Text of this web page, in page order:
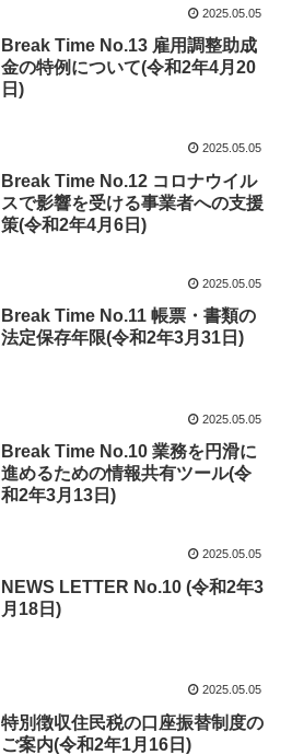
2025.05.05
Break Time No.13 雇用調整助成
金の特例について(令和2年4月20
日)
2025.05.05
Break Time No.12 コロナウイル
スで影響を受ける事業者への支援
策(令和2年4月6日)
2025.05.05
Break Time No.11 帳票・書類の
法定保存年限(令和2年3月31日)
2025.05.05
Break Time No.10 業務を円滑に
進めるための情報共有ツール(令
和2年3月13日)
2025.05.05
NEWS LETTER No.10 (令和2年3
月18日)
2025.05.05
特別徴収住民税の口座振替制度の
ご案内(令和2年1月16日)